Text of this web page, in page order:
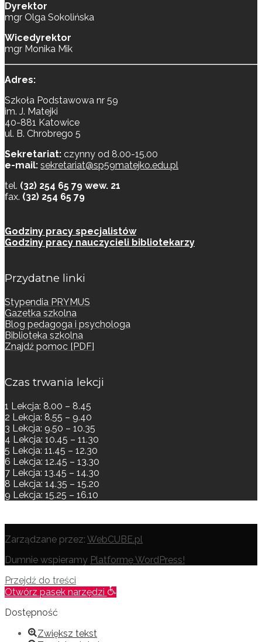
Dyrektor
mgr Olga Sokolińska
Wicedyrektor
mgr Monika Mik
Adres:
Szkoła Podstawowa nr 59
im. J. Matejki
40-881 Katowice
ul. B. Chrobrego 5
Sekretariat: czynny od 8.00-15.00
e-mail: sekretariat@sp59matejko.edu.pl
tel. (32) 254 65 79 wew. 21
fax. (32) 254 65 79
Godziny pracy specjalistów
Godziny pracy nauczycieli bibliotekarzy
Przydatne linki
Stypendia PRYMUS
Gazetka szkolna
Blog pedagoga i psychologa
Biblioteka szkolna
Znajdź pomoc [PDF]
Czas trwania lekcji
1 Lekcja: 8.00 – 8.45
2 Lekcja: 8.55 – 9.40
3 Lekcja: 9.50 – 10.35
4 Lekcja: 10.45 – 11.30
5 Lekcja: 11.45 – 12.30
6 Lekcja: 12.45 – 13.30
7 Lekcja: 13.45 – 14.30
8 Lekcja: 14.35 – 15.20
9 Lekcja: 15.25 – 16.10
Zarządzane przez: WebCUBE.pl
Dumnie wspieramy Platformę WordPress!
Przejdź do treści
Otwórz pasek narzędzi
Dostępność
Zwiększ tekst